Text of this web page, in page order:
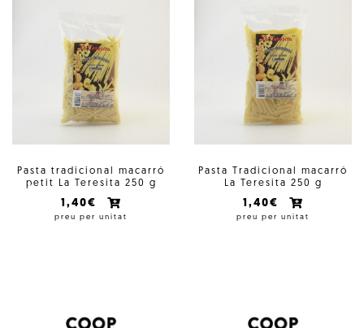
Pasta tradicional macarró
petit La Teresita 250 g
1,40€
preu per unitat
Pasta Tradicional macarró
La Teresita 250 g
1,40€
preu per unitat